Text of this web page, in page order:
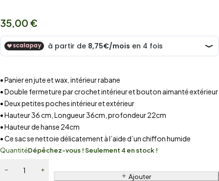
35,00 €
• Panier en jute et wax, intérieur rabane
• Double fermeture par crochet intérieur et bouton aimanté extérieur
• Deux petites poches intérieur et extérieur
• Hauteur 36 cm, Longueur 36cm, profondeur 22cm
• Hauteur de hanse 24cm
• Ce sac se nettoie délicatement à l’aide d’un chiffon humide
QuantitéDépêchez-vous ! Seulement 4 en stock !
Ajouter